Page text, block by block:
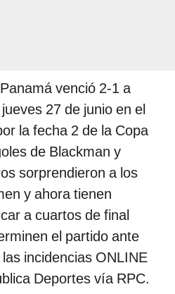
venció 2-1 a
27 de junio en el
la fecha 2 de la Copa
de Blackman y
sorprendieron a los
y ahora tienen
a cuartos de final
el partido ante
incidencias ONLINE
Deportes vía RPC.